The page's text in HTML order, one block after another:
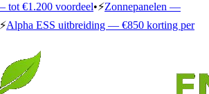
tot €1.200 voordeel•⚡Zonnepanelen —
⚡Alpha ESS uitbreiding — €850 korting per